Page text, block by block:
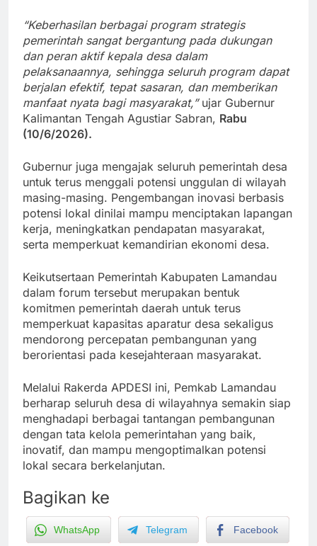
“Keberhasilan berbagai program strategis
pemerintah sangat bergantung pada dukungan
dan peran aktif kepala desa dalam
pelaksanaannya, sehingga seluruh program dapat
berjalan efektif, tepat sasaran, dan memberikan
manfaat nyata bagi masyarakat,”ujar Gubernur
Kalimantan Tengah Agustiar Sabran, Rabu
(10/6/2026).
Gubernur juga mengajak seluruh pemerintah desa
untuk terus menggali potensi unggulan di wilayah
masing-masing. Pengembangan inovasi berbasis
potensi lokal dinilai mampu menciptakan lapangan
kerja, meningkatkan pendapatan masyarakat,
serta memperkuat kemandirian ekonomi desa.
Keikutsertaan Pemerintah Kabupaten Lamandau
dalam forum tersebut merupakan bentuk
komitmen pemerintah daerah untuk terus
memperkuat kapasitas aparatur desa sekaligus
mendorong percepatan pembangunan yang
berorientasi pada kesejahteraan masyarakat.
Melalui Rakerda APDESI ini, Pemkab Lamandau
berharap seluruh desa di wilayahnya semakin siap
menghadapi berbagai tantangan pembangunan
dengan tata kelola pemerintahan yang baik,
inovatif, dan mampu mengoptimalkan potensi
lokal secara berkelanjutan.
Bagikan ke
WhatsApp Telegram Facebook